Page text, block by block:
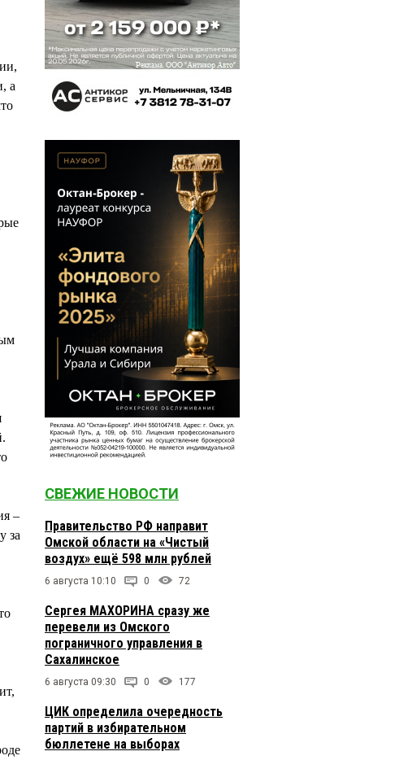
а
–
за
СВЕЖИЕ НОВОСТИ
Правительство РФ направит
Омской области на «Чистый
воздух» ещё 598 млн рублей
6 августа 10:10 0 72
Сергея МАХОРИНА сразу же
перевели из Омского
пограничного управления в
Сахалинское
6 августа 09:30 0 177
ЦИК определила очередность
партий в избирательном
бюллетене на выборах